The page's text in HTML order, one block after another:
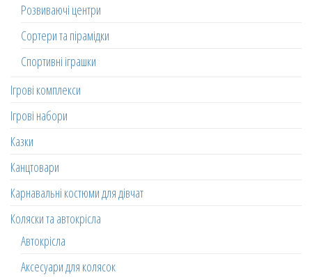
Розвиваючі центри
Сортери та пірамідки
Спортивні іграшки
Ігрові комплекси
Ігрові набори
Казки
Канцтовари
Карнавальні костюми для дівчат
Коляски та автокрісла
Автокрісла
Аксесуари для колясок